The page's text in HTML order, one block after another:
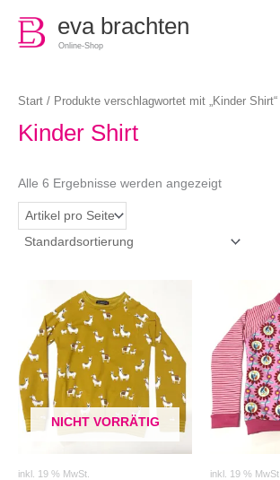
eva brachten
Online-Shop
Start / Produkte verschlagwortet mit „Kinder Shirt“
Kinder Shirt
Alle 6 Ergebnisse werden angezeigt
NICHT VORRÄTIG
inkl. 19 % MwSt.
inkl. 19 % MwSt.